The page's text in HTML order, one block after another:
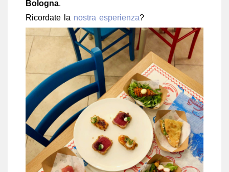
Bologna.
Ricordate la nostra esperienza?